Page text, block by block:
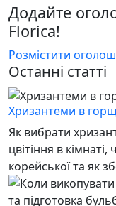
Додайте
Florica!
Розмістити
Останні статті
Хризантеми в
Як вибрати
цвітіння в
корейської та як